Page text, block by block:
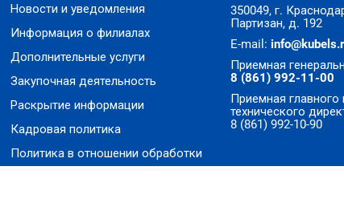
Новости и уведомления
Информация о филиалах
Дополнительные услуги
Закупочная деятельность
Раскрытие информации
Кадровая политика
Политика в отношении обработки
350049, г.
Партизан, д. 192
E-mail:
Приемная
8 (861) 992-11-00
Приемная главного
технического
8 (861) 992-10-90